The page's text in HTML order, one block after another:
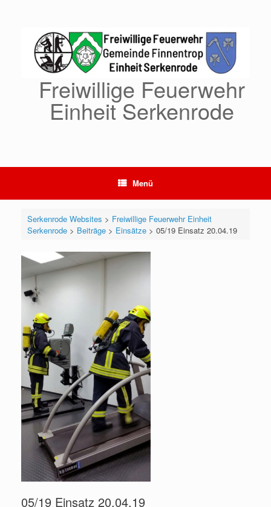
Freiwillige Feuerwehr
Einheit Serkenrode
Menü
Serkenrode Websites > Freiwillige Feuerwehr Einheit
Serkenrode> Beiträge> Einsätze> 05/19 Einsatz 20.04.19
05/19 Einsatz 20.04.19